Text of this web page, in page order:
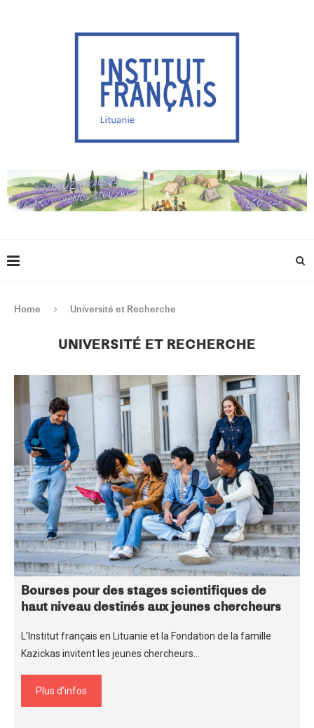
Home Université et Recherche
UNIVERSITÉ ET RECHERCHE
Bourses pour des stages scientifiques de
haut niveau destinés aux jeunes chercheurs
L’Institut français en Lituanie et la Fondation de la famille
Kazickas invitent les jeunes chercheurs…
Plus d'infos